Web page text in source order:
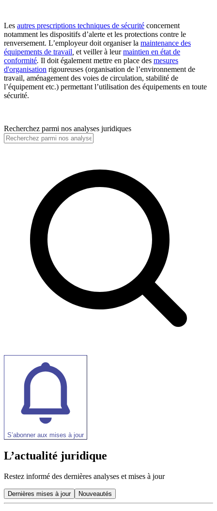
Les autres prescriptions techniques de sécurité concernent
notamment les dispositifs d’alerte et les protections contre le
renversement. L’employeur doit organiser la maintenance des
équipements de travail et veiller à leurmaintien en état de
conformité. Il doit également mettre en place des mesures
d'organisation rigoureuses (organisation de l’environnement de
travail, aménagement des voies de circulation, stabilité de
l’équipement etc.) permettant l’utilisation des équipements en toute
sécurité.
Recherchez parmi nos analyses juridiques
S’abonner aux mises à jour
L’actualité juridique
Restez informé des dernières analyses et mises à jour
Dernières mises à jour Nouveautés